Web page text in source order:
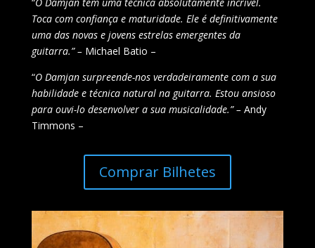
“O Damjan tem uma técnica absolutamente incrível.
Toca com confiança e maturidade. Ele é definitivamente
uma das novas e jovens estrelas emergentes da
guitarra.” – Michael Batio –
“O Damjan surpreende-nos verdadeiramente com a sua
habilidade e técnica natural na guitarra. Estou ansioso
para ouvi-lo desenvolver a sua musicalidade.” – Andy
Timmons –
Comprar Bilhetes